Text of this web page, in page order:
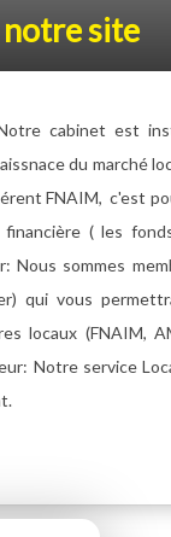
notre site
Notre cabinet est
du marché
FNAIM, c'est
( les
Nous sommes
qui vous
locaux (FNAIM,
Notre service